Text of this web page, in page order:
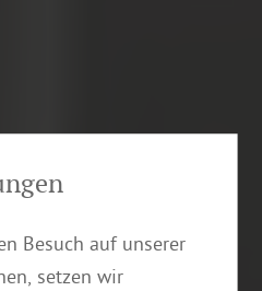
Besuch auf unserer
setzen wir